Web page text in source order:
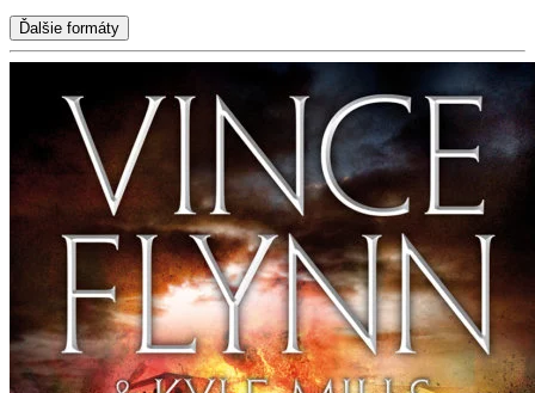
Ďalšie formáty